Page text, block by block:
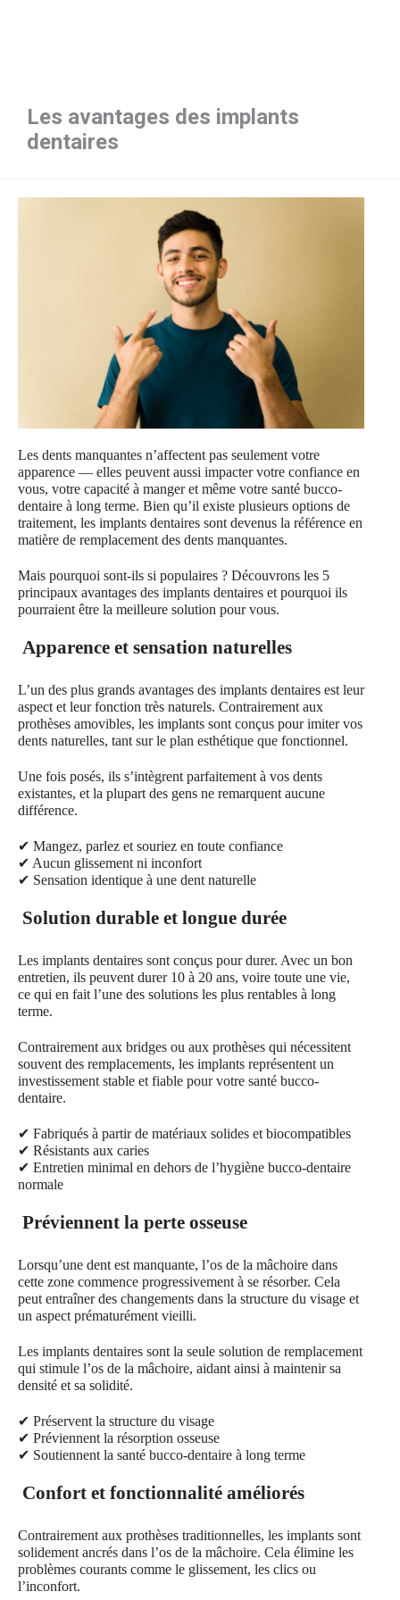
Les avantages des implants
dentaires
Les dents manquantes n’affectent pas seulement votre
apparence — elles peuvent aussi impacter votre confiance en
vous, votre capacité à manger et même votre santé bucco-
dentaire à long terme. Bien qu’il existe plusieurs options de
traitement, les implants dentaires sont devenus la référence en
matière de remplacement des dents manquantes.
Mais pourquoi sont-ils si populaires ? Découvrons les 5
principaux avantages des implants dentaires et pourquoi ils
pourraient être la meilleure solution pour vous.
Apparence et sensation naturelles
L’un des plus grands avantages des implants dentaires est leur
aspect et leur fonction très naturels. Contrairement aux
prothèses amovibles, les implants sont conçus pour imiter vos
dents naturelles, tant sur le plan esthétique que fonctionnel.
Une fois posés, ils s’intègrent parfaitement à vos dents
existantes, et la plupart des gens ne remarquent aucune
différence.
✔ Mangez, parlez et souriez en toute confiance
✔ Aucun glissement ni inconfort
✔ Sensation identique à une dent naturelle
Solution durable et longue durée
Les implants dentaires sont conçus pour durer. Avec un bon
entretien, ils peuvent durer 10 à 20 ans, voire toute une vie,
ce qui en fait l’une des solutions les plus rentables à long
terme.
Contrairement aux bridges ou aux prothèses qui nécessitent
souvent des remplacements, les implants représentent un
investissement stable et fiable pour votre santé bucco-
dentaire.
✔ Fabriqués à partir de matériaux solides et biocompatibles
✔ Résistants aux caries
✔ Entretien minimal en dehors de l’hygiène bucco-dentaire
normale
Préviennent la perte osseuse
Lorsqu’une dent est manquante, l’os de la mâchoire dans
cette zone commence progressivement à se résorber. Cela
peut entraîner des changements dans la structure du visage et
un aspect prématurément vieilli.
Les implants dentaires sont la seule solution de remplacement
qui stimule l’os de la mâchoire, aidant ainsi à maintenir sa
densité et sa solidité.
✔ Préservent la structure du visage
✔ Préviennent la résorption osseuse
✔ Soutiennent la santé bucco-dentaire à long terme
Confort et fonctionnalité améliorés
Contrairement aux prothèses traditionnelles, les implants sont
solidement ancrés dans l’os de la mâchoire. Cela élimine les
problèmes courants comme le glissement, les clics ou
l’inconfort.